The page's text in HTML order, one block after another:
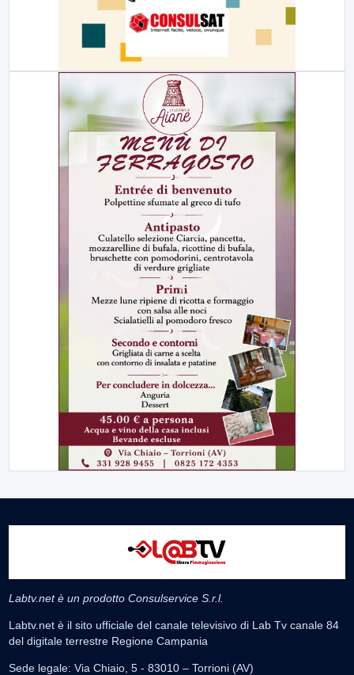
Labtv.net è un prodotto Consulservice S.r.l.
Labtv.net è il sito ufficiale del canale televisivo di Lab Tv canale 84
del digitale terrestre Regione Campania
Sede legale: Via Chiaio, 5 - 83010 – Torrioni (AV)